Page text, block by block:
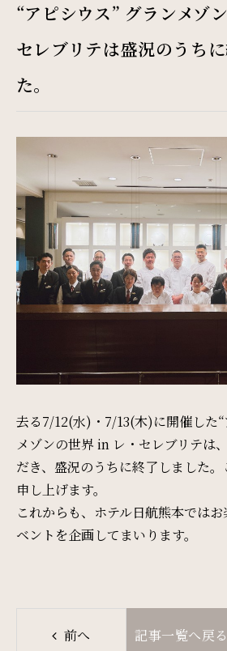
Restaurant &
レストラン&ラウンジ
会議・ご宴会
Wedding
ウエディング
Access
アクセス
Sightseeing
Gallery
フォトギャラリー
One Harmony
News
“アピシウス” グランメゾ
セレブリテは盛況のうち
た。
去る7/12(水)・7/13(木)に開催した“
メゾンの世界 in レ・セレブリテは
だき、盛況のうちに終了しました
申し上げます。
これからも、ホテル日航熊本では
ベントを企画してまいります。
前へ 記事一覧へ戻る